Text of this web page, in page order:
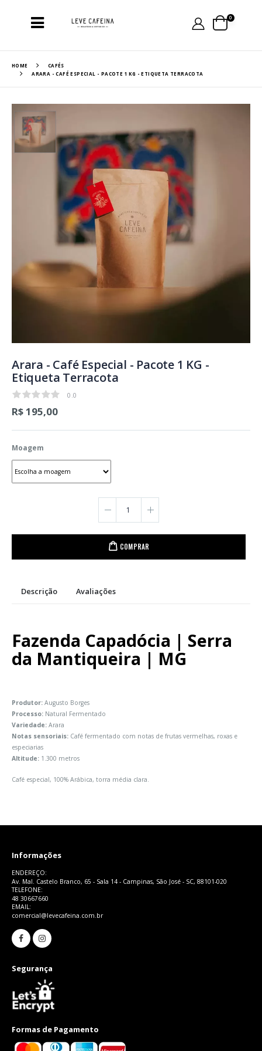
0
HOME
CAFÉS
ARARA - CAFÉ ESPECIAL - PACOTE 1 KG - ETIQUETA TERRACOTA
Arara - Café Especial - Pacote 1 KG -
Etiqueta Terracota
0.0
0.0
R$ 195,00
Moagem
COMPRAR
Descrição Avaliações
Fazenda Capadócia | Serra
da Mantiqueira | MG
Produtor: Augusto Borges
Processo: Natural Fermentado
Variedade: Arara
Notas sensoriais: Café fermentado com notas de frutas vermelhas, roxas e
especiarias
Altitude: 1.300 metros
Café especial, 100% Arábica, torra média clara.
Informações
ENDEREÇO:
Av. Mal. Castelo Branco, 65 - Sala 14 - Campinas, São José - SC, 88101-020
TELEFONE:
48 30667660
EMAIL:
comercial@levecafeina.com.br
Segurança
Formas de Pagamento